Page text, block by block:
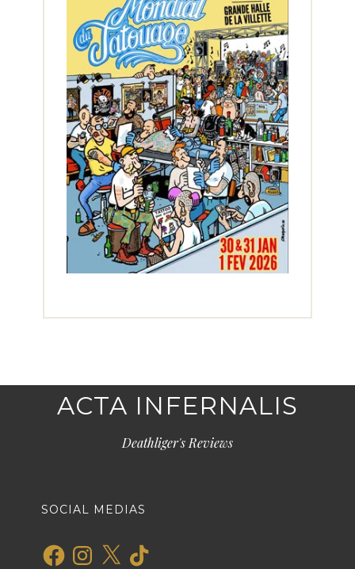
ACTA INFERNALIS
Deathliger's Reviews
SOCIAL MEDIAS
FacebookInstagram
X TikTok